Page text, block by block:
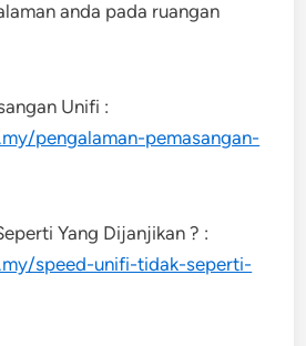
anda pada ruangan
Unifi :
pengalaman-pemasangan-
Yang Dijanjikan ? :
speed-unifi-tidak-seperti-